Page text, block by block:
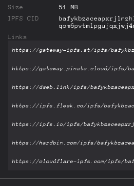
Size
51 MB
IPFS CID
Links